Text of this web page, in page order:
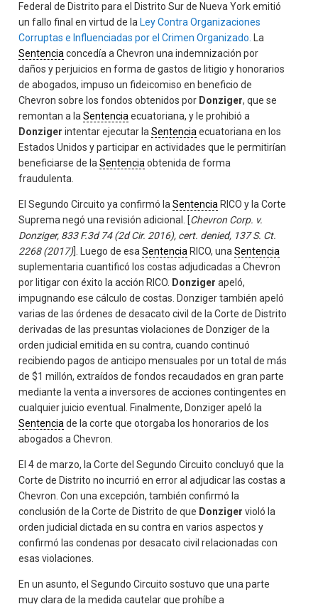
Federal de Distrito para el Distrito Sur de Nueva York emitió
un fallo final en virtud de la Ley Contra Organizaciones
Corruptas e Influenciadas por el Crimen Organizado.
La
Sentencia concedía a Chevron una indemnización por
daños y perjuicios en forma de gastos de litigio y honorarios
de abogados, impuso un fideicomiso en beneficio de
Chevron sobre los fondos obtenidos por Donziger, que se
remontan a laSentencia ecuatoriana, y le prohibió a
Donzigerintentar ejecutar laSentencia ecuatoriana en los
Estados Unidos y participar en actividades que le permitirían
beneficiarse de laSentencia obtenida de forma
fraudulenta.
El Segundo Circuito ya confirmó laSentencia RICO y la Corte
Suprema negó una revisión adicional. [Chevron Corp. v.
Donziger, 833 F.3d 74 (2d Cir. 2016), cert. denied, 137 S. Ct.
2268 (2017)]. Luego de esaSentencia RICO, unaSentencia
suplementaria cuantificó los costas adjudicadas a Chevron
por litigar con éxito la acción RICO. Donzigerapeló,
impugnando ese cálculo de costas. Donziger también apeló
varias de las órdenes de desacato civil de la Corte de Distrito
derivadas de las presuntas violaciones de Donziger de la
orden judicial emitida en su contra, cuando continuó
recibiendo pagos de anticipo mensuales por un total de más
de $1 millón, extraídos de fondos recaudados en gran parte
mediante la venta a inversores de acciones contingentes en
cualquier juicio eventual. Finalmente, Donziger apeló la
Sentencia de la corte que otorgaba los honorarios de los
abogados a Chevron.
El 4 de marzo, la Corte del Segundo Circuito concluyó que la
Corte de Distrito no incurrió en error al adjudicar las costas a
Chevron. Con una excepción, también confirmó la
conclusión de la Corte de Distrito de que Donzigervioló la
orden judicial dictada en su contra en varios aspectos y
confirmó las condenas por desacato civil relacionadas con
esas violaciones.
En un asunto, el Segundo Circuito sostuvo que una parte
muy clara de la medida cautelar que prohíbe a